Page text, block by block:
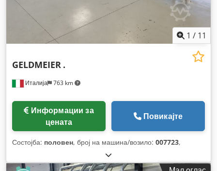
1 / 11
Италија 763 km
GELDMEIER .
цената
Повикајте
Состојба: половен, број на машина/возило: 007723,